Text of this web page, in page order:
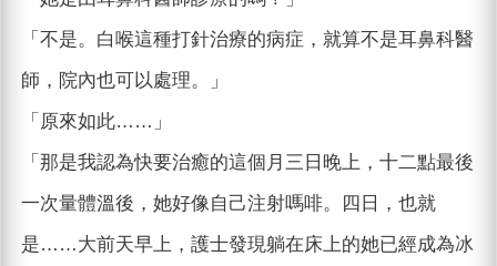
「不是。白喉這種打針治療的病症，就算不是耳鼻科醫
師，院內也可以處理。」
「原來如此……」
「那是我認為快要治癒的這個月三日晚上，十二點最後
一次量體溫後，她好像自己注射嗎啡。四日，也就
是……大前天早上，護士發現躺在床上的她已經成為冰